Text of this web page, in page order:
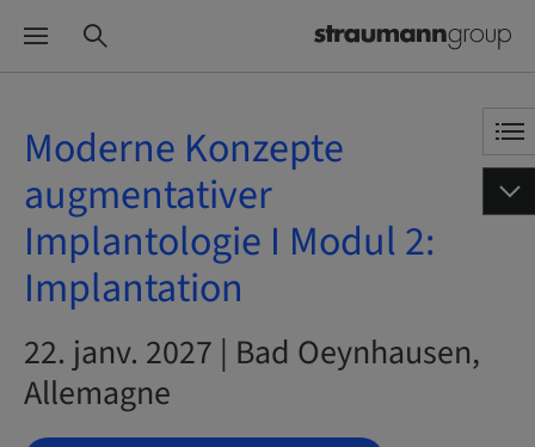
Moderne Konzepte
augmentativer
Implantologie I Modul 2:
Implantation
22. janv. 2027 | Bad Oeynhausen,
Allemagne